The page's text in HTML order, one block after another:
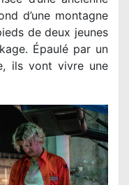
d’une montagne
de deux jeunes
Épaulé par un
ils vont vivre une